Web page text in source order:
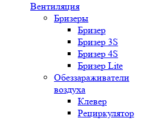
Вентиляция
Бризеры
Бризер
Бризер 3S
Бризер 4S
Бризер Lite
Обеззараживатели
воздуха
Клевер
Рециркулятор